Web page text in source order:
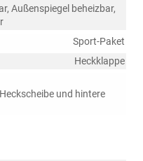
Außenspiegel beheizbar,
Sport-Paket
Heckklappe
und hintere